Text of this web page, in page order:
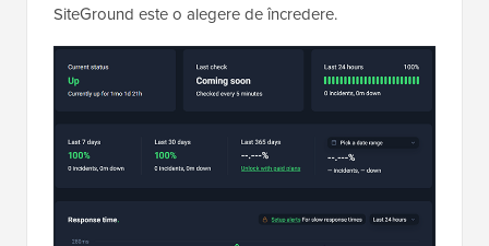
SiteGround este o alegere de încredere.